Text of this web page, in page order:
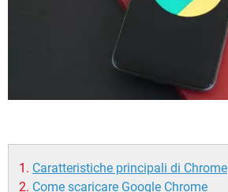
Caratteristiche principali di Chrome
Come scaricare Google Chrome